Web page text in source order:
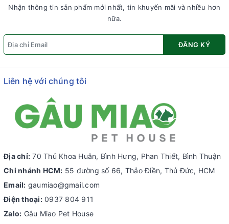
Nhận thông tin sản phẩm mới nhất, tin khuyến mãi và nhiều hơn
nữa.
ĐĂNG KÝ
Liên hệ với chúng tôi
Địa chỉ: 70 Thủ Khoa Huân, Bình Hưng, Phan Thiết, Bình Thuận
Chi nhánh HCM: 55 đường số 66, Thảo Điền, Thủ Đức, HCM
Email: gaumiao@gmail.com
Điện thoại: 0937 804 911
Zalo: Gâu Miao Pet House